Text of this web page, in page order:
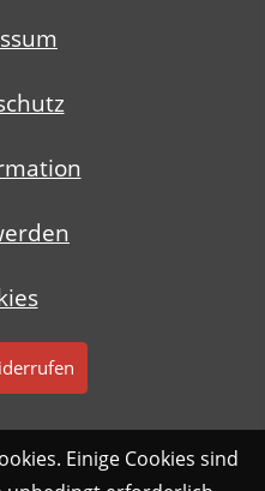
Einige Cookies sind